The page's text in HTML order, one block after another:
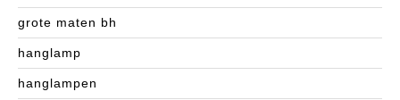
grote maten bh
hanglamp
hanglampen